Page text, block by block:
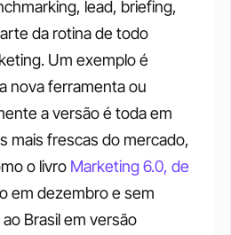
lead, briefing,
da rotina de todo
Um exemplo é
nova ferramenta ou
a versão é toda em
mais frescas do mercado,
o livro Marketing 6.0, de
em dezembro e sem
Brasil em versão